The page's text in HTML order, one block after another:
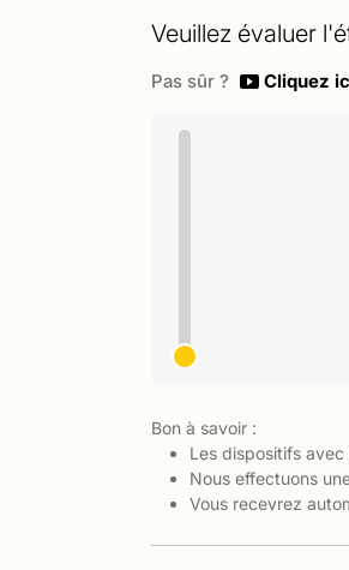
Veuillez évaluer
Pas sûr ? Cliquez
Bon à savoir :
Les dispositifs
Nous effectuons
Vous recevrez